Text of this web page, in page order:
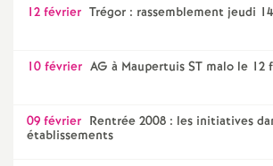
12 février Trégor : rassemblement jeudi
10 février AG à Maupertuis ST malo le 12
09 février Rentrée 2008 : les initiatives
établissements